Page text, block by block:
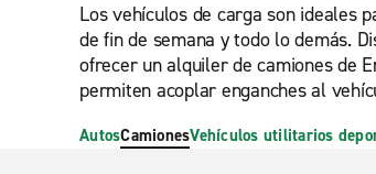
Los vehículos de carga son ideales
de fin de semana y todo lo demás.
ofrecer un alquiler de camiones de
permiten acoplar enganches al
AutosCamionesVehículos utilitarios